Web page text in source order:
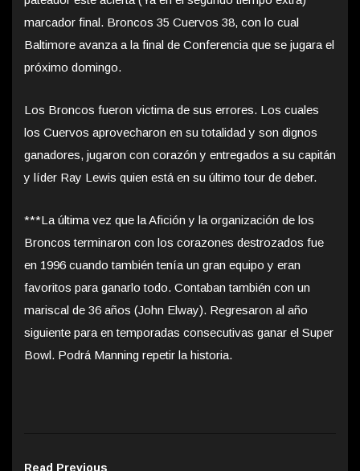
marcador final. Broncos 35 Cuervos 38, con lo cual
Baltimore avanza a la final de Conferencia que se jugara el
próximo domingo.
Los Broncos fueron victima de sus errores. Los cuales
los Cuervos aprovecharon en su totalidad y son ­dignos
ganadores, jugaron con corazón y entregados a su capitán
y líder Ray Lewis quien está en su último tour de deber.
***La última vez que la Afición y la organización de los
Broncos terminaron con los corazones destrozados fue
en 1996 cuando también tenía un gran equipo y eran
favoritos para ganarlo todo. Contaban también con un
mariscal de 36 años (John Elway). Regresaron al año
siguiente para en temporadas consecutivas ganar el Super
Bowl. Podrá Manning repetir la historia.
Read Previous